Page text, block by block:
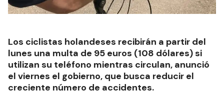
Los ciclistas holandeses recibirán a partir del
lunes una multa de 95 euros (108 dólares) si
utilizan su teléfono mientras circulan, anunció
el viernes el gobierno, que busca reducir el
creciente número de accidentes.